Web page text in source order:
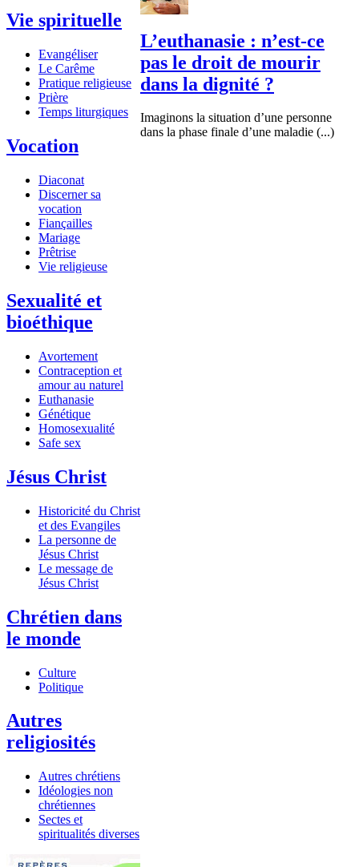
Vie spirituelle
Evangéliser
Le Carême
Pratique religieuse
Prière
Temps liturgiques
Vocation
Diaconat
Discerner sa
vocation
Fiançailles
Mariage
Prêtrise
Vie religieuse
Sexualité et
bioéthique
Avortement
Contraception et
amour au naturel
Euthanasie
Génétique
Homosexualité
Safe sex
Jésus Christ
Historicité du Christ
et des Evangiles
La personne de
Jésus Christ
Le message de
Jésus Christ
Chrétien dans
le monde
Culture
Politique
Autres
religiosités
Autres chrétiens
Idéologies non
chrétiennes
Sectes et
spiritualités diverses
L’euthanasie : n’est-ce
pas le droit de mourir
dans la dignité ?
Imaginons la situation d’une personne
dans la phase finale d’une maladie (...)